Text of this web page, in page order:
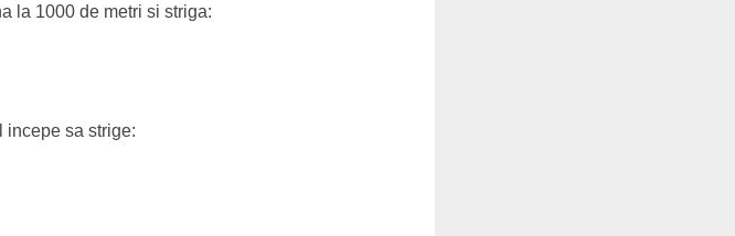
la 1000 de metri si striga:
incepe sa strige: